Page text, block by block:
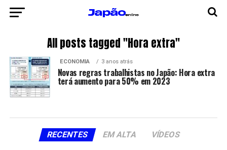
All posts tagged "Hora extra"
ECONOMIA 3 anos atrás
Novas regras trabalhistas no Japão: Hora extra
terá aumento para 50% em 2023
RECENTES EM ALTA VÍDEOS